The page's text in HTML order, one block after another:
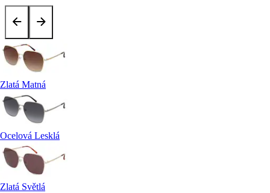
Zlatá Matná
Ocelová Lesklá
Zlatá Světlá